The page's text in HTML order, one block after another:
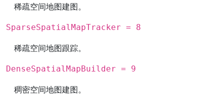
稀疏空间地图建图。
SparseSpatialMapTracker = 8
稀疏空间地图跟踪。
DenseSpatialMapBuilder = 9
稠密空间地图建图。